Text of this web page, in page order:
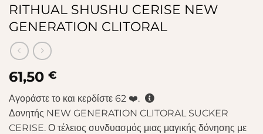
RITHUAL SHUSHU CERISE NEW
GENERATION CLITORAL
61,50 €
Αγοράστε το και κερδίστε 62 ❤️.
Δονητής NEW GENERATION CLITORAL SUCKER
CERISE. Ο τέλειος συνδυασμός μιας μαγικής δόνησης με